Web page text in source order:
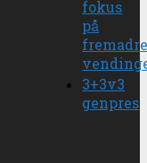
fokus
på
3+3v3
genpres